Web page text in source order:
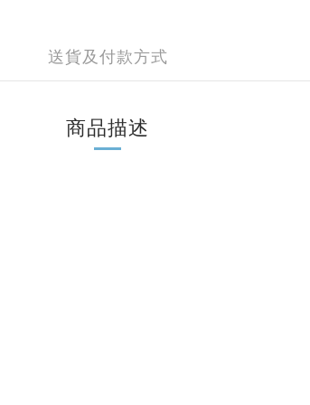
送貨及付款方式
商品描述